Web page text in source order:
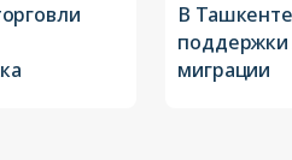
В
миграции